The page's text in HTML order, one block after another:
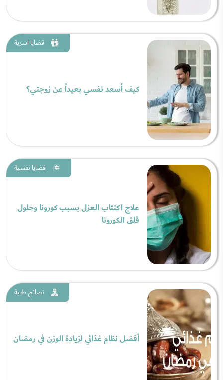
قضايا اسرية
كيف أسعد نفسي بعيداً عن زوجتي؟
قضايا نفسية
علاج اكتئاب العزل بسبب كورونا وحلول
قلق الكورونا
نصائح طبية
أفضل نظام غذائي لزيادة الوزن في رمضان